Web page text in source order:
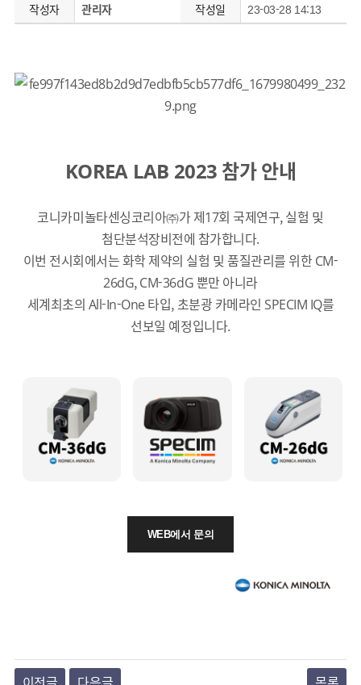
작성자 관리자 작성일 23-03-28 14:13
KOREA LAB 2023 참가 안내
코니카미놀타센싱코리아㈜가 제17회 국제연구, 실험 및
첨단분석장비전에 참가합니다.
이번 전시회에서는 화학 제약의 실험 및 품질관리를 위한 CM-
26dG, CM-36dG 뿐만 아니라
세계최초의 All-In-One 타입, 초분광 카메라인 SPECIM IQ를
선보일 예정입니다.
WEB에서 문의